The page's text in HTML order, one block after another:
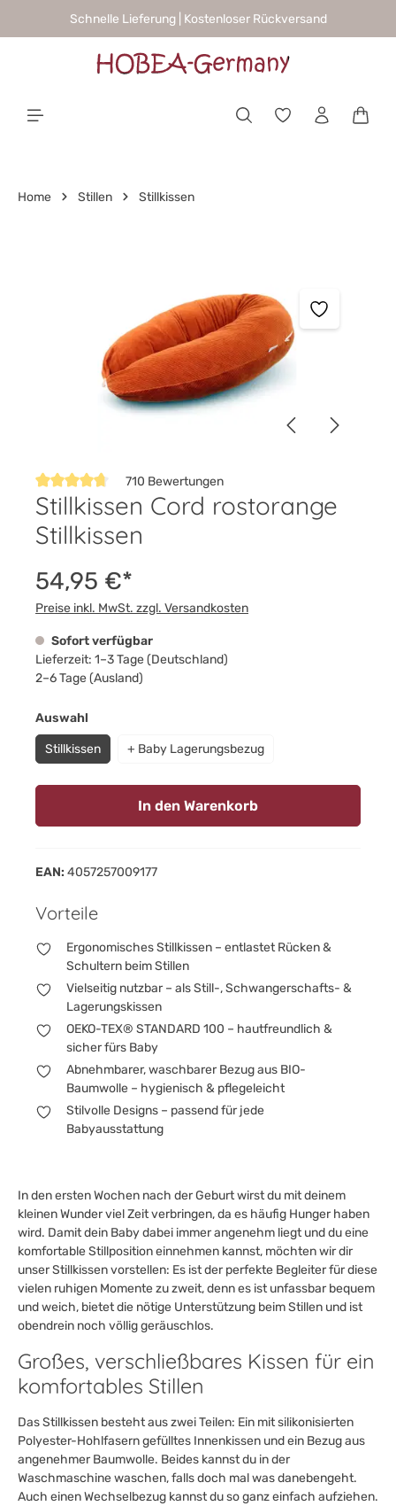
springenSchnelle Lieferung | Kostenloser Rückversand
Home Stillen Stillkissen
Durchschnittliche Bewertung von 4.8 von 5 Sternen
710 Bewertungen
Stillkissen Cord rostorange
Stillkissen
54,95 €*
Preise inkl. MwSt. zzgl. Versandkosten
Sofort verfügbar
Lieferzeit: 1–3 Tage (Deutschland)
2–6 Tage (Ausland)
Auswahl
Stillkissen + Baby Lagerungsbezug
In den Warenkorb
EAN: 4057257009177
Vorteile
Ergonomisches Stillkissen – entlastet Rücken &
Schultern beim Stillen
Vielseitig nutzbar – als Still-, Schwangerschafts- &
Lagerungskissen
OEKO-TEX® STANDARD 100 – hautfreundlich &
sicher fürs Baby
Abnehmbarer, waschbarer Bezug aus BIO-
Baumwolle – hygienisch & pflegeleicht
Stilvolle Designs – passend für jede
Babyausstattung
In den ersten Wochen nach der Geburt wirst du mit deinem
kleinen Wunder viel Zeit verbringen, da es häufig Hunger haben
wird. Damit dein Baby dabei immer angenehm liegt und du eine
komfortable Stillposition einnehmen kannst, möchten wir dir
unser Stillkissen vorstellen: Es ist der perfekte Begleiter für diese
vielen ruhigen Momente zu zweit, denn es ist unfassbar bequem
und weich, bietet die nötige Unterstützung beim Stillen und ist
obendrein noch völlig geräuschlos.
Großes, verschließbares Kissen für ein
komfortables Stillen
Das Stillkissen besteht aus zwei Teilen: Ein mit silikonisierten
Polyester-Hohlfasern gefülltes Innenkissen und ein Bezug aus
angenehmer Baumwolle. Beides kannst du in der
Waschmaschine waschen, falls doch mal was danebengeht.
Auch einen Wechselbezug kannst du so ganz einfach aufziehen.